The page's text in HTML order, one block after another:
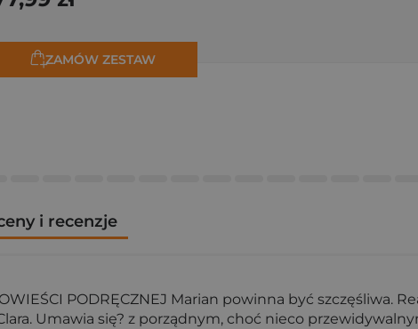
ZAMÓW ZESTAW
i recenzje
PODRĘCZNEJ Marian powinna być szczęśliwa.
Umawia się? z porządnym, choć nieco